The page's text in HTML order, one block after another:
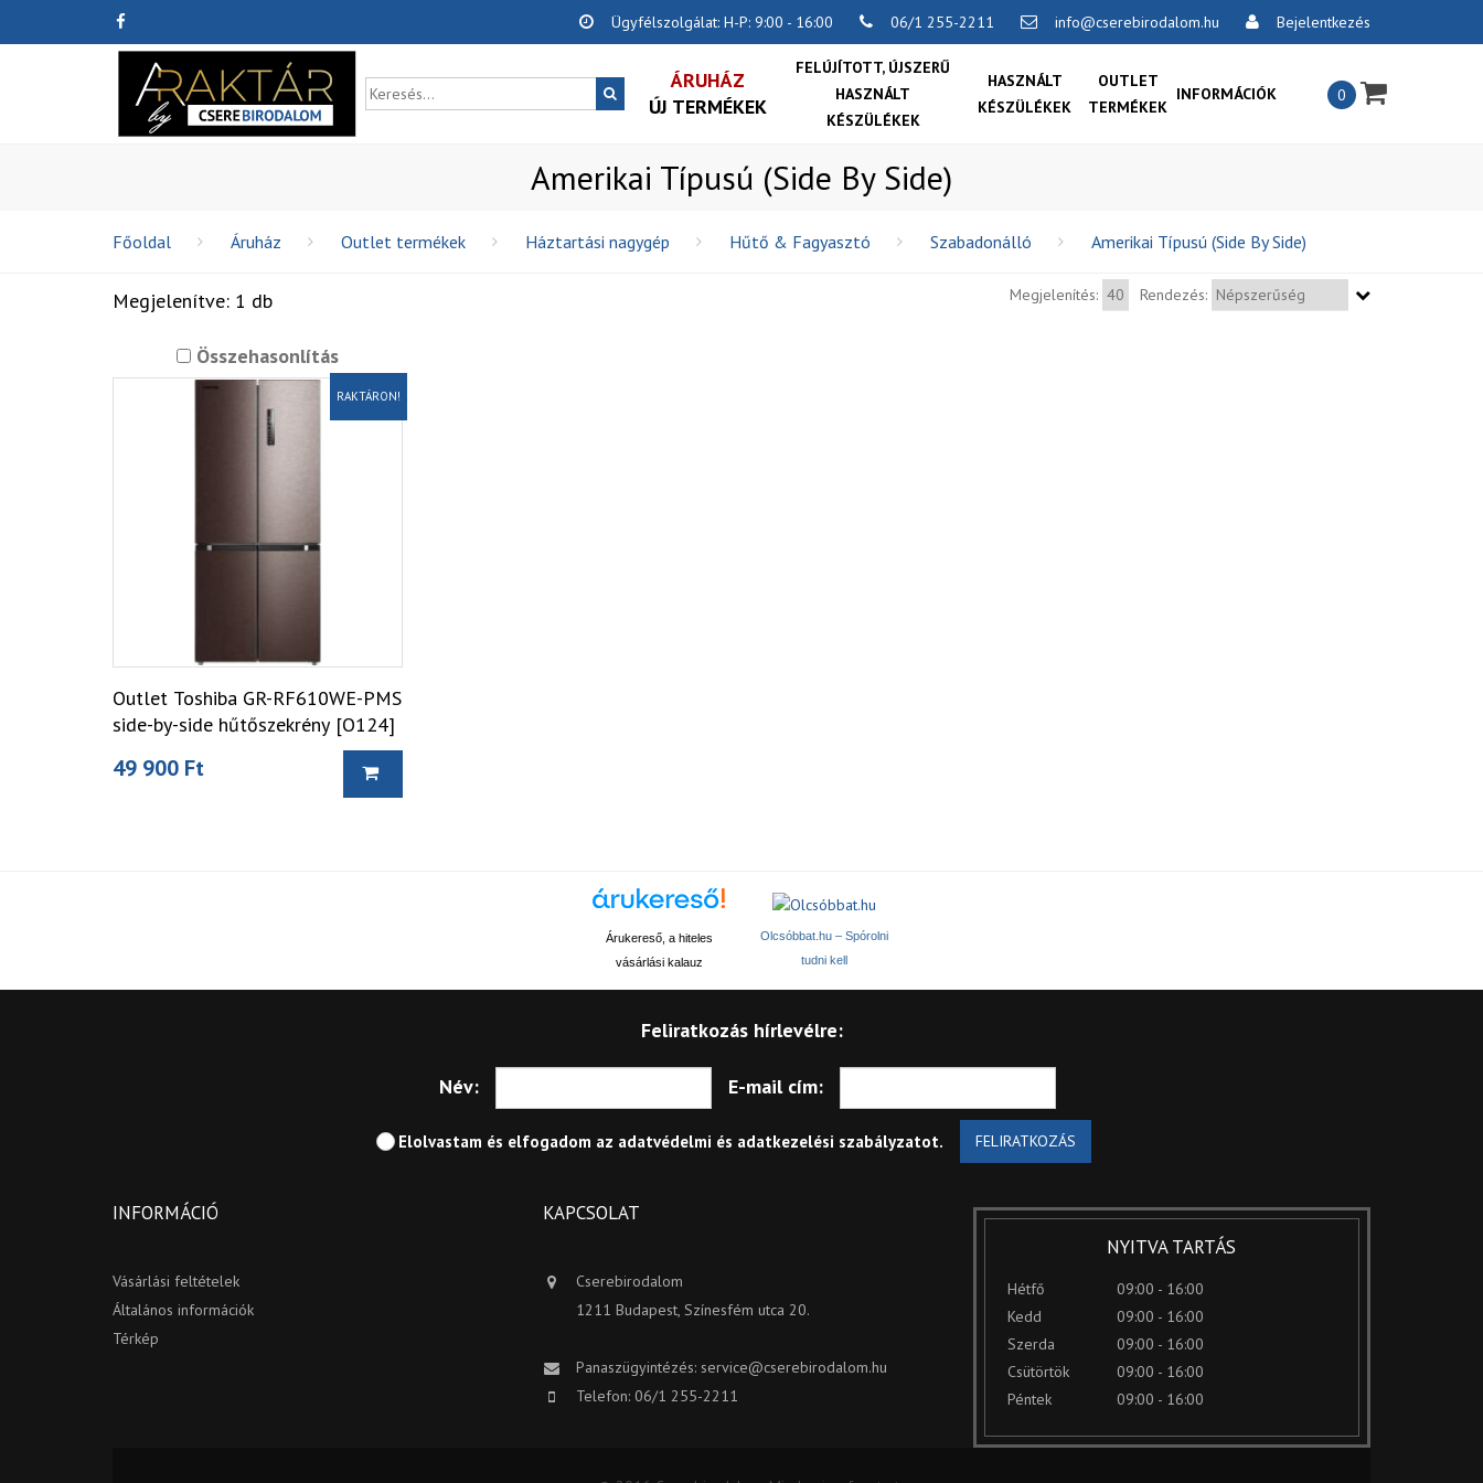
Ügyfélszolgálat: H-P: 9:00 - 16:00 06/1 255-2211 info@cserebirodalom.hu Bejelentkezés
×
0
ÁRUHÁZ
ÚJ TERMÉKEK
FELÚJÍTOTT, ÚJSZERŰ
HASZNÁLT
KÉSZÜLÉKEK
HASZNÁLT
KÉSZÜLÉKEK
OUTLET
TERMÉKEK
INFORMÁCIÓK
Szállítási feltételek
Csereengedmény érvényesítésének
feltételei
Amerikai Típusú (Side By Side)
Főoldal Áruház Outlet termékek Háztartási nagygép Hűtő & Fagyasztó Szabadonálló Amerikai Típusú (Side By Side)
Megjelenítve: 1 db Megjelenítés: Rendezés:
Összehasonlítás
RAKTÁRON!
Outlet Toshiba GR-RF610WE-PMS
side-by-side hűtőszekrény [O124]
49 900 Ft
Árukereső, a hiteles
vásárlási kalauz
Olcsóbbat.hu – Spórolni
tudni kell
Feliratkozás hírlevélre:
Név: E-mail cím:
Elolvastam és elfogadom az adatvédelmi és adatkezelési szabályzatot. FELIRATKOZÁS
INFORMÁCIÓ
Vásárlási feltételek
Általános információk
Térkép
KAPCSOLAT
Cserebirodalom
1211 Budapest, Színesfém utca 20.
Panaszügyintézés: service@cserebirodalom.hu
Telefon: 06/1 255-2211
NYITVA TARTÁS
Hétfő
09:00 - 16:00
Kedd
09:00 - 16:00
Szerda
09:00 - 16:00
Csütörtök
09:00 - 16:00
Péntek
09:00 - 16:00